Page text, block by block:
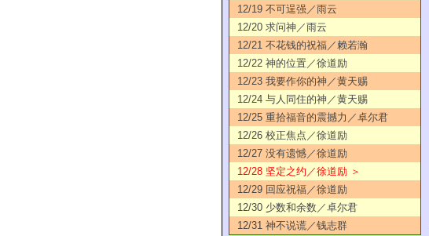
12/19 不可逞强／雨云
12/20 求问神／雨云
12/21 不花钱的祝福／赖若瀚
12/22 神的位置／徐道励
12/23 我要作你的神／黄天赐
12/24 与人同住的神／黄天赐
12/25 重拾福音的震撼力／卓尔君
12/26 校正焦点／徐道励
12/27 没有遗憾／徐道励
12/28 坚定之约／徐道励 ＞
12/29 回应祝福／徐道励
12/30 少数和余数／卓尔君
12/31 神不说谎／钱志群